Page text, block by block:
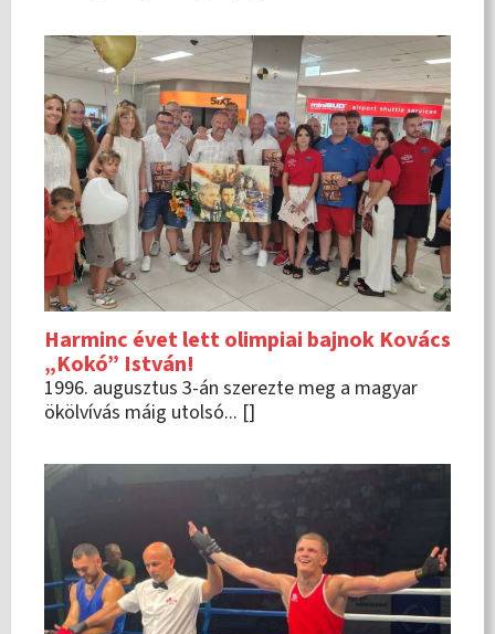
Harminc évet lett olimpiai bajnok Kovács
„Kokó” István!
1996. augusztus 3-án szerezte meg a magyar
ökölvívás máig utolsó... []